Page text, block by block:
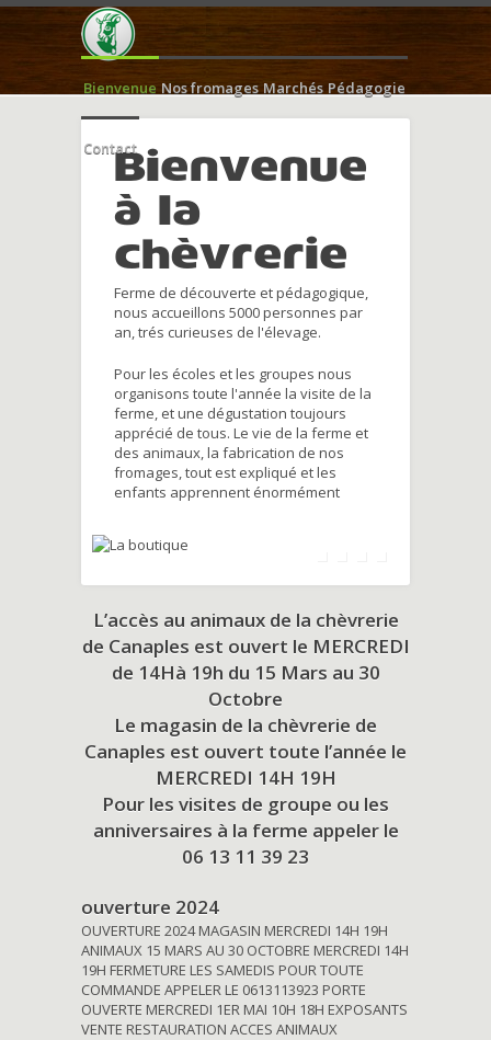
Bienvenue Nos fromages Marchés Pédagogie
ContactBienvenue
à la
chèvrerie
Ferme de découverte et pédagogique,
nous accueillons 5000 personnes par
an, trés curieuses de l'élevage.
Pour les écoles et les groupes nous
organisons toute l'année la visite de la
ferme, et une dégustation toujours
apprécié de tous. Le vie de la ferme et
des animaux, la fabrication de nos
fromages, tout est expliqué et les
enfants apprennent énormément
L’accès au animaux de la chèvrerie
de Canaples est ouvert le MERCREDI
de 14Hà 19h du 15 Mars au 30
Octobre
Le magasin de la chèvrerie de
Canaples est ouvert toute l’année le
MERCREDI 14H 19H
Pour les visites de groupe ou les
anniversaires à la ferme appeler le
06 13 11 39 23
ouverture 2024
OUVERTURE 2024 MAGASIN MERCREDI 14H 19H
ANIMAUX 15 MARS AU 30 OCTOBRE MERCREDI 14H
19H FERMETURE LES SAMEDIS POUR TOUTE
COMMANDE APPELER LE 0613113923 PORTE
OUVERTE MERCREDI 1ER MAI 10H 18H EXPOSANTS
VENTE RESTAURATION ACCES ANIMAUX